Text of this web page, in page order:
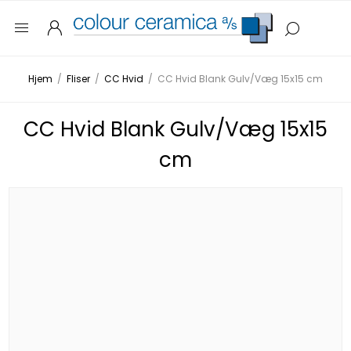
Hjem / Fliser / CC Hvid / CC Hvid Blank Gulv/Væg 15x15 cm
CC Hvid Blank Gulv/Væg 15x15
cm